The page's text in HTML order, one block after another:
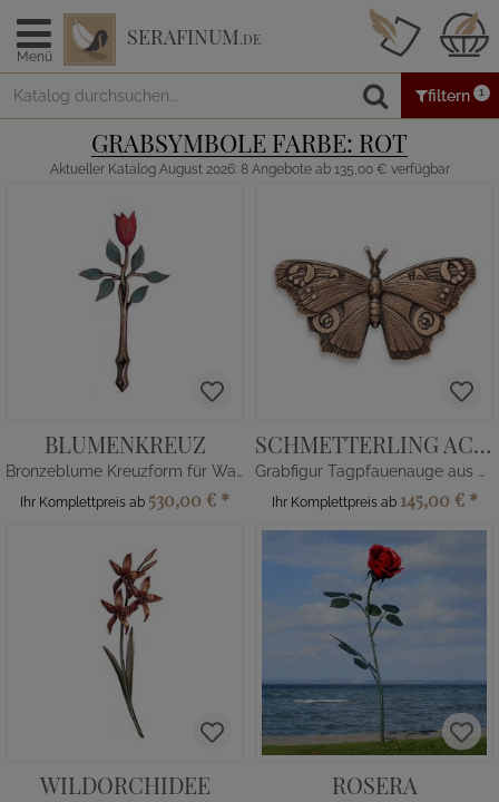
Menü
SERAFINUM.DE
filtern 1
GRABSYMBOLE FARBE: ROT
Aktueller Katalog August 2026: 8 Angebote ab 135,00 € verfügbar
BLUMENKREUZ
Bronzeblume Kreuzform für Wand
Ihr Komplettpreis ab 530,00 € *
SCHMETTERLING ACACIA
Grabfigur Tagpfauenauge aus Bronze
Ihr Komplettpreis ab 145,00 € *
WILDORCHIDEE ROSERA